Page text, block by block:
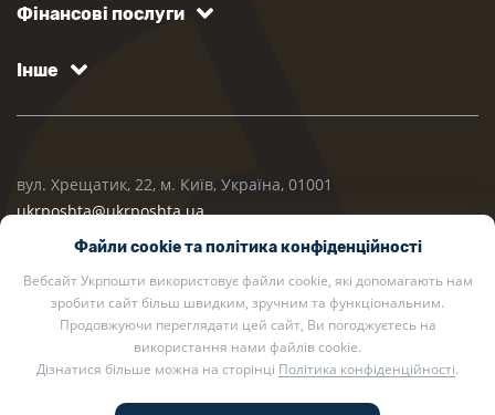
Файли cookie та політика конфіденційності
Вебсайт Укрпошти використовує файли cookie, які допомагають нам
зробити сайт більш швидким, зручним та функціональним.
Продовжуючи переглядати цей сайт, Ви погоджуєтесь на
використання нами файлів cookie.
Дізнатися більше можна на сторінці Політика конфіденційності.
Фінансові послуги
Інше
вул. Хрещатик, 22, м. Київ, Україна, 01001
ukrposhta@ukrposhta.ua